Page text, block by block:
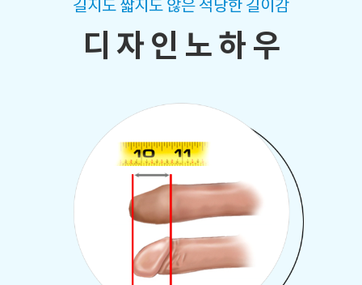
길지도 짧지도 않은 적당한 길이감
디 자 인 노 하 우